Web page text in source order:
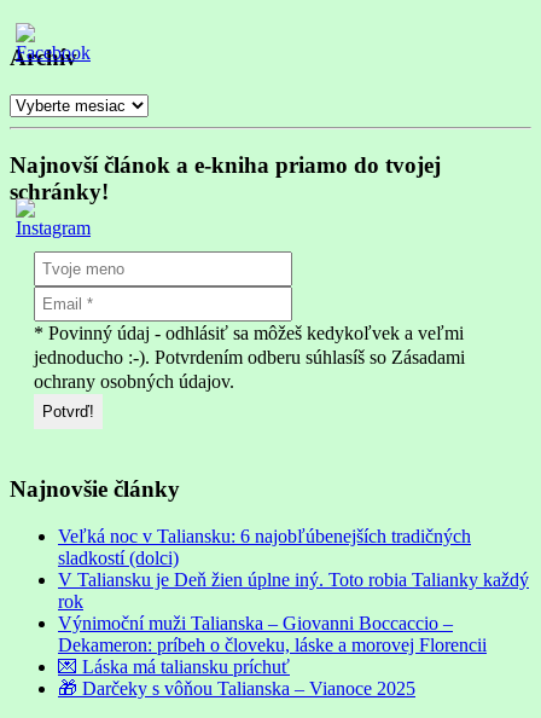
Archív
Archív
Najnovší článok a e-kniha priamo do tvojej
schránky!
* Povinný údaj - odhlásiť sa môžeš kedykoľvek a veľmi
jednoducho :-). Potvrdením odberu súhlasíš so Zásadami
ochrany osobných údajov.
Najnovšie články
Veľká noc v Taliansku: 6 najobľúbenejších tradičných
sladkostí (dolci)
V Taliansku je Deň žien úplne iný. Toto robia Talianky každý
rok
Výnimoční muži Talianska – Giovanni Boccaccio –
Dekameron: príbeh o človeku, láske a morovej Florencii
💌 Láska má taliansku príchuť
🎁 Darčeky s vôňou Talianska – Vianoce 2025